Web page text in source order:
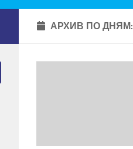
АРХИВ ПО ДНЯМ: